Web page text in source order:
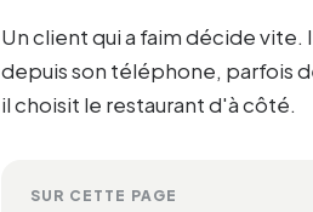
Un client qui a faim décide
depuis son téléphone, parfois
il choisit le restaurant d'à côté.
SUR CETTE PAGE